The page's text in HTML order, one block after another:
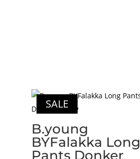
SALE
B.young
BYFalakka Long
Pants Donker